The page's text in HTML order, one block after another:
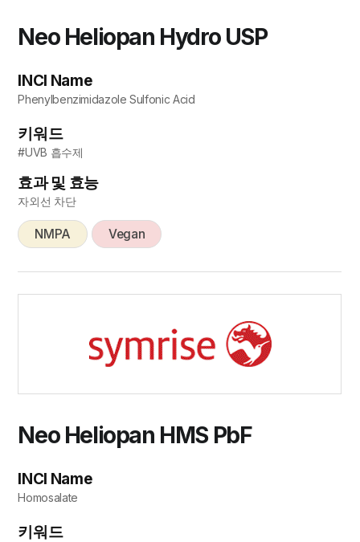
Neo Heliopan Hydro USP
INCI Name
Phenylbenzimidazole Sulfonic Acid
키워드
#UVB 흡수제
효과 및 효능
자외선 차단
NMPA Vegan
Neo Heliopan HMS PbF
INCI Name
Homosalate
키워드